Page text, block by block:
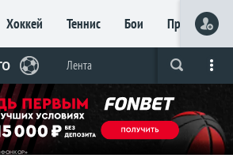
Хоккей Теннис Бои Прочие
лента Прогнозы Букмекеры
Лента